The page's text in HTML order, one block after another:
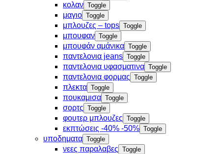
κολαν Toggle
μαγιο Toggle
μπλουζες – tops Toggle
μπουφαν Toggle
μπουφάν αμάνικα Toggle
παντελονια jeans Toggle
παντελονια υφασματινα Toggle
παντελονια φορμας Toggle
πλεκτα Toggle
πουκαμισα Toggle
σορτς Toggle
φουτερ μπλουζες Toggle
εκπτώσεις -40% -50% Toggle
υποδηματα Toggle
νεες παραλαβες Toggle